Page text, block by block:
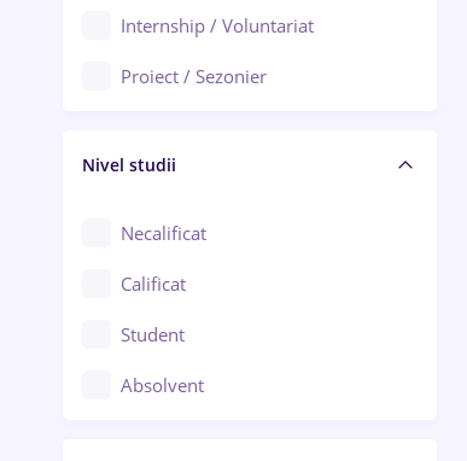
Bârlad
Bistrița (Bistrița-Năsăud)
Auto / Echipamente
Automatizări
Cercetare - dezvoltare
Chimie / Biochimie
Confecții / Design vestimentar
Construcții / Instalații
Controlul calității
Internship / Voluntariat
Proiect / Sezonier
Nivel studii
Necalificat
Calificat
Student
Absolvent